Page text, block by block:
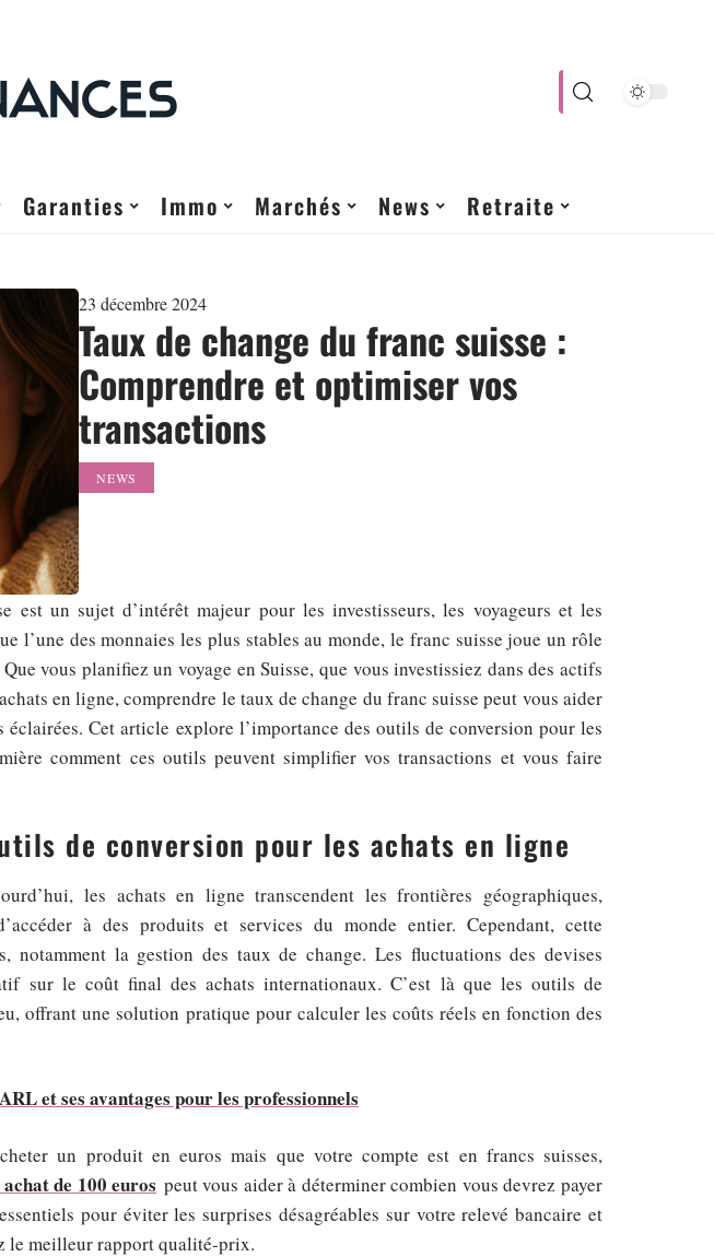
Garanties Immo Marchés News Retraite
23 décembre 2024
Taux de change du franc suisse :
Comprendre et optimiser vos
transactions
NEWS
est un sujet d’intérêt majeur pour les investisseurs, les voyageurs et les
l’une des monnaies les plus stables au monde, le franc suisse joue un rôle
vous planifiez un voyage en Suisse, que vous investissiez dans des actifs
en ligne, comprendre le taux de change du franc suisse peut vous aider
éclairées. Cet article explore l’importance des outils de conversion pour les
comment ces outils peuvent simplifier vos transactions et vous faire
de conversion pour les achats en ligne
les achats en ligne transcendent les frontières géographiques,
à des produits et services du monde entier. Cependant, cette
notamment la gestion des taux de change. Les fluctuations des devises
sur le coût final des achats internationaux. C’est là que les outils de
offrant une solution pratique pour calculer les coûts réels en fonction des
et ses avantages pour les professionnels
un produit en euros mais que votre compte est en francs suisses,
de 100 euros peut vous aider à déterminer combien vous devrez payer
pour éviter les surprises désagréables sur votre relevé bancaire et
le meilleur rapport qualité-prix.